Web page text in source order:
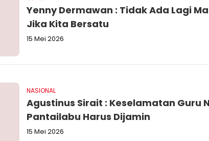
Yenny Dermawan : Tidak Ada Lagi
Jika Kita Bersatu
15 Mei 2026
NASIONAL
Agustinus Sirait : Keselamatan Guru
Pantailabu Harus Dijamin
15 Mei 2026